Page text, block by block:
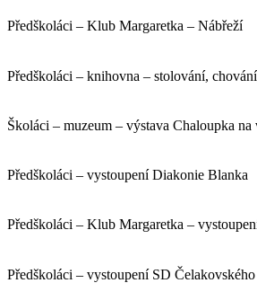
Předškoláci – Klub Margaretka – Nábřeží
Předškoláci – knihovna – stolování,
Školáci – muzeum – výstava Chaloupka na
Předškoláci – vystoupení Diakonie Blanka
Předškoláci – Klub Margaretka –
Předškoláci – vystoupení SD Čelakovského